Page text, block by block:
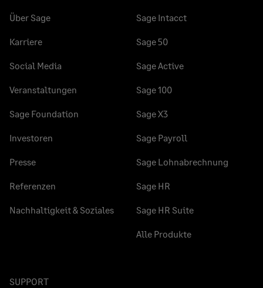
Über Sage
Karriere
Social Media
Veranstaltungen
Sage Foundation
Investoren
Presse
Referenzen
Nachhaltigkeit & Soziales
Sage Intacct
Sage 50
Sage Active
Sage 100
Sage X3
Sage Payroll
Sage Lohnabrechnung
Sage HR
Sage HR Suite
Alle Produkte
SUPPORT